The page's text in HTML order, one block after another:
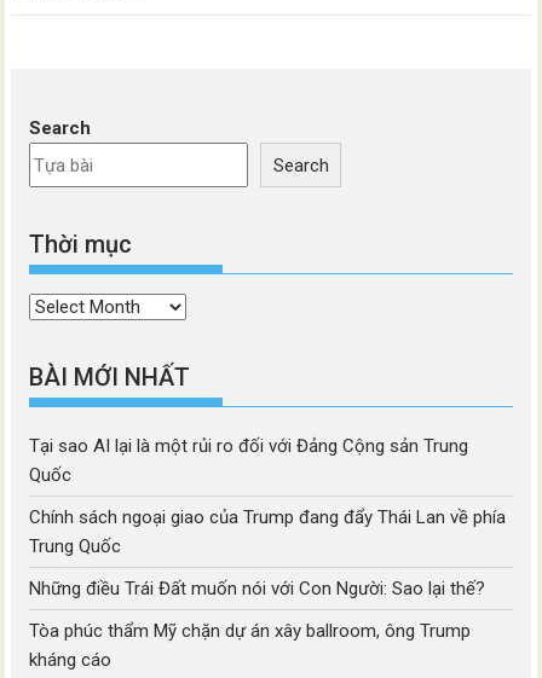
Search
Search
Thời mục
Thời
BÀI MỚI NHẤT
Tại sao AI lại là một rủi ro đối với Đảng Cộng sản Trung
Quốc
Chính sách ngoại giao của Trump đang đẩy Thái Lan về phía
Trung Quốc
Những điều Trái Đất muốn nói với Con Người: Sao lại thế?
Tòa phúc thẩm Mỹ chặn dự án xây ballroom, ông Trump
kháng cáo